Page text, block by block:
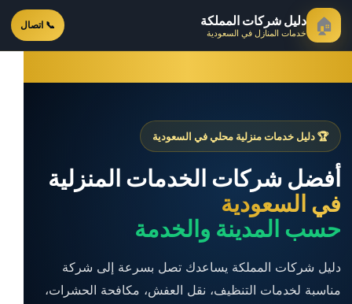
🏠 دليل شركات المملكة
خدمات المنازل في السعودية 📞 اتصال
🏆 دليل خدمات منزلية محلي في السعودية
أفضل شركات الخدمات المنزلية
في السعودية
حسب المدينة والخدمة
دليل شركات المملكة يساعدك تصل بسرعة إلى شركة
مناسبة لخدمات التنظيف، نقل العفش، مكافحة الحشرات،